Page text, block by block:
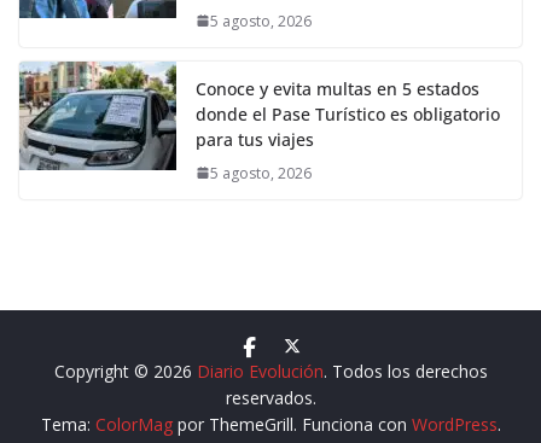
5 agosto, 2026
Conoce y evita multas en 5 estados
donde el Pase Turístico es obligatorio
para tus viajes
5 agosto, 2026
Copyright © 2026 Diario Evolución. Todos los derechos
reservados.
Tema: ColorMagpor ThemeGrill. Funciona con WordPress.